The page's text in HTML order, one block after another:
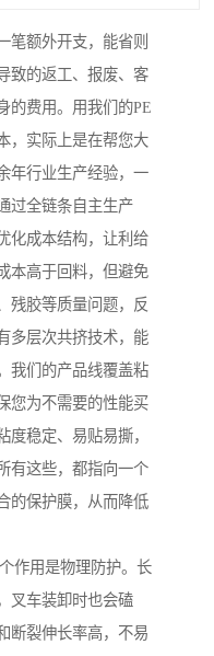
笔额外开支，能省则
致的返工、报废、客
的费用。用我们的PE
，实际上是在帮您大
年行业生产经验，一
过全链条自主生产
化成本结构，让利给
本高于回料，但避免
残胶等质量问题，反
多层次共挤技术，能
我们的产品线覆盖粘
您为不需要的性能买
稳定、易贴易撕，
有这些，都指向一个
的保护膜，从而降低
作用是物理防护。长
叉车装卸时也会磕
断裂伸长率高，不易